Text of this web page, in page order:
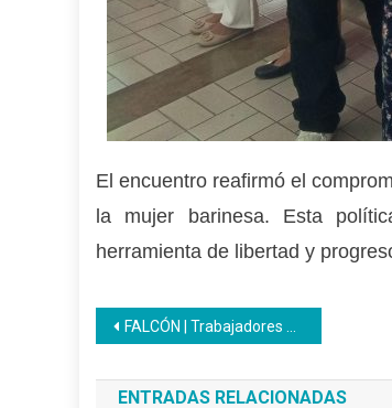
El encuentro reafirmó el
la mujer barinesa. Esta
herramienta de libertad y
Navegación
de
FALCÓN | Trabajadores de Corpoelec se forman en el Inces como analistas de sistemas
ENTRADAS RELACIONADAS